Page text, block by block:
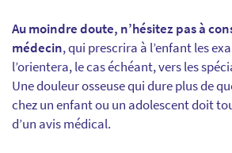
Au moindre doute, n’hésitez pas à
médecin, qui prescrira à l’enfant les
l’orientera, le cas échéant, vers les
Une douleur osseuse qui dure plus de
chez un enfant ou un adolescent doit
d’un avis médical.